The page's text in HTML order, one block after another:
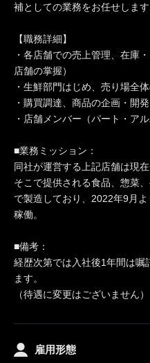
補としての業務をお任せします
【職務詳細】
・各店舗での売上管理、在庫
店舗の掌握）
・生鮮部門はじめ、売り場全
・購買調達、商品の企画・開発
・店舗メンバー（パート・ア
■業務ミッション：
同社が運営する上記店舗は現
そこで提供される食品、惣菜
で製造しており、2022年9月
稼働。
■備考：
経歴次第では入社後1年間は嘱
ます。
（待遇に変更はございません）
雇用形態